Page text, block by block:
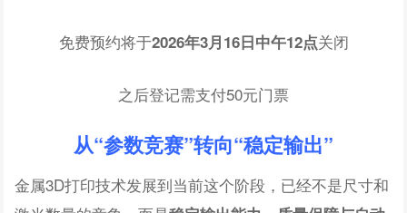
免费预约将于2026年3月16日中午12点关闭
之后登记需支付50元门票
从“参数竞赛”转向“稳定输出”
金属3D打印技术发展到当前这个阶段，已经不是尺寸和